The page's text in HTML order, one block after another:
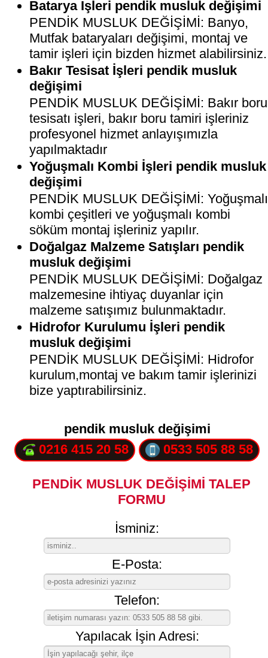
Batarya İşleri pendik musluk değişimi
PENDİK MUSLUK DEĞİŞİMİ: Banyo,
Mutfak bataryaları değişimi, montaj ve
tamir işleri için bizden hizmet alabilirsiniz.
Bakır Tesisat İşleri pendik musluk
değişimi
PENDİK MUSLUK DEĞİŞİMİ: Bakır boru
tesisatı işleri, bakır boru tamiri işleriniz
profesyonel hizmet anlayışımızla
yapılmaktadır
Yoğuşmalı Kombi İşleri pendik musluk
değişimi
PENDİK MUSLUK DEĞİŞİMİ: Yoğuşmalı
kombi çeşitleri ve yoğuşmalı kombi
söküm montaj işleriniz yapılır.
Doğalgaz Malzeme Satışları pendik
musluk değişimi
PENDİK MUSLUK DEĞİŞİMİ: Doğalgaz
malzemesine ihtiyaç duyanlar için
malzeme satışımız bulunmaktadır.
Hidrofor Kurulumu İşleri pendik
musluk değişimi
PENDİK MUSLUK DEĞİŞİMİ: Hidrofor
kurulum,montaj ve bakım tamir işlerinizi
bize yaptırabilirsiniz.
pendik musluk değişimi
0216 415 20 58
0533 505 88 58
PENDİK MUSLUK DEĞİŞİMİ TALEP
FORMU
İsminiz:
E-Posta:
Telefon:
Yapılacak İşin Adresi: